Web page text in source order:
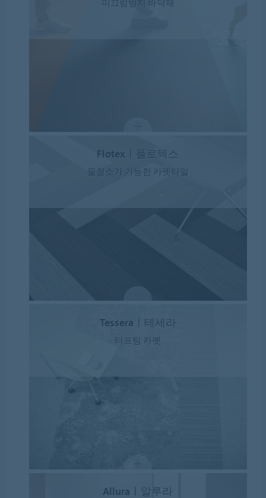
미끄럼방지 바닥재
Flotexㅣ플로텍스
물청소가 가능한 카펫타일
Tesseraㅣ테세라
터프팅 카펫
Alluraㅣ알루라